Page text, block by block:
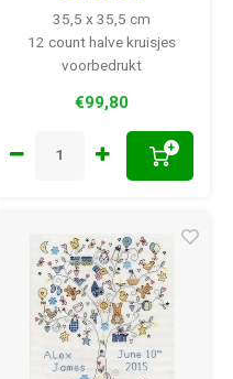
35,5 x 35,5 cm
12 count halve kruisjes
voorbedrukt
€99,80
+